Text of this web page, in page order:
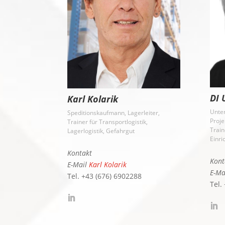
Karl Kolarik
Speditionskaufmann, Lagerleiter,
Trainer für Transportlogistik,
Lagerlogistik, Gefahrgut
Kontakt
E-MailKarl Kolarik
Tel. +43 (676) 6902288
DI
E-
Tel.